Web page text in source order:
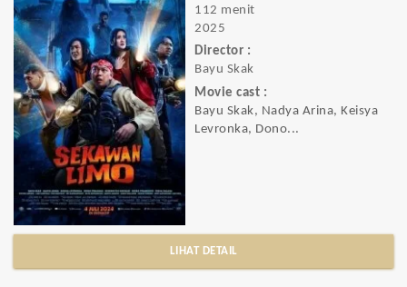
112 menit
2025
Director :
Bayu Skak
Movie cast :
Bayu Skak, Nadya Arina, Keisya
Levronka, Dono...
LIHAT DETAIL